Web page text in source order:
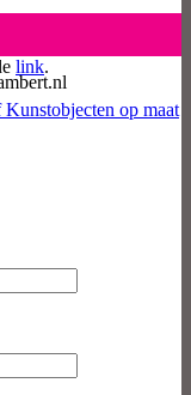
link.
op maat